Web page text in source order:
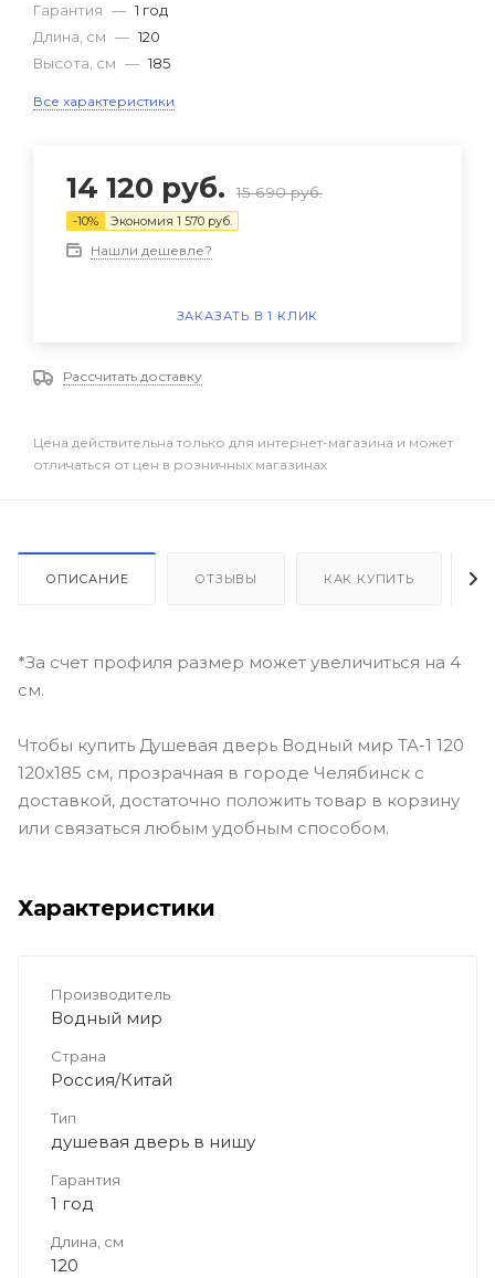
Гарантия — 1 год
Длина, см — 120
Высота, см — 185
Все характеристики
14 120 руб. 15 690руб.
-10% Экономия 1 570 руб.
Нашли дешевле?
ЗАКАЗАТЬ В 1 КЛИК
Рассчитать доставку
Цена действительна только для интернет-магазина и может
отличаться от цен в розничных магазинах
ОПИСАНИЕ ОТЗЫВЫ КАК КУПИТЬ
*За счет профиля размер может увеличиться на 4
см.
Чтобы купить Душевая дверь Водный мир ТА-1 120
120x185 см, прозрачная в городе Челябинск с
доставкой, достаточно положить товар в корзину
или связаться любым удобным способом.
Характеристики
Производитель
Водный мир
Страна
Россия/Китай
Тип
душевая дверь в нишу
Гарантия
1 год
Длина, см
120